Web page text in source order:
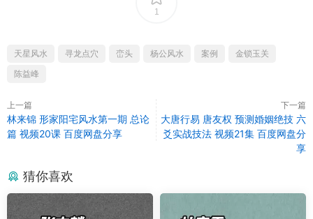
1
天星风水 寻龙点穴 峦头 杨公风水 案例
金锁玉关
陈益峰
上一篇
林来锦 形家阳宅风水第一期 总论
篇 视频20课 百度网盘分享
下一篇
大唐行易 唐友权 预测婚姻绝技 六
爻实战技法 视频21集 百度网盘分
享
猜你喜欢